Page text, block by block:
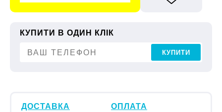
КУПИТИ В ОДИН КЛІК
КУПИТИ
ДОСТАВКА ОПЛАТА